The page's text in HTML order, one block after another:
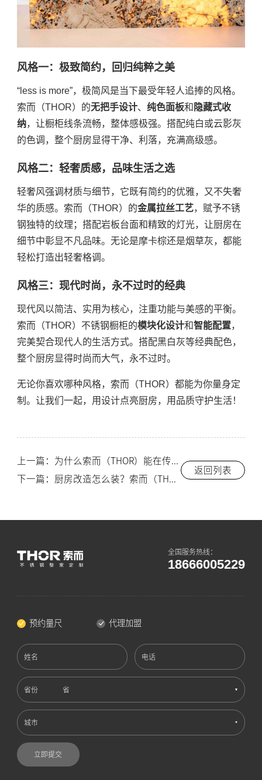
风格一：极致简约，回归纯粹之美
“less is more”，极简风是当下最受年轻人追捧的风格。
索而（THOR）的无把手设计、 纯色面板和 隐藏式收
纳，让橱柜线条流畅，整体感极强。搭配纯白或云影灰
的色调，整个厨房显得干净、利落，充满高级感。
风格二：轻奢质感，品味生活之选
轻奢风强调材质与细节，它既有简约的优雅，又不失奢
华的质感。索而（THOR）的金属拉丝工艺，赋予不锈
钢独特的纹理；搭配岩板台面和精致的灯光，让厨房在
细节中彰显不凡品味。无论是摩卡棕还是烟草灰，都能
轻松打造出轻奢格调。
风格三：现代时尚，永不过时的经典
现代风以简洁、实用为核心，注重功能与美感的平衡。
索而（THOR）不锈钢橱柜的模块化设计和智能配置，
完美契合现代人的生活方式。搭配黑白灰等经典配色，
整个厨房显得时尚而大气，永不过时。
无论你喜欢哪种风格，索而（THOR）都能为你量身定
制。让我们一起，用设计点亮厨房，用品质守护生活！
返回列表
全国服务热线：
18666005229
预约量尺 代理加盟
姓名 电话
省份
城市
立即提交